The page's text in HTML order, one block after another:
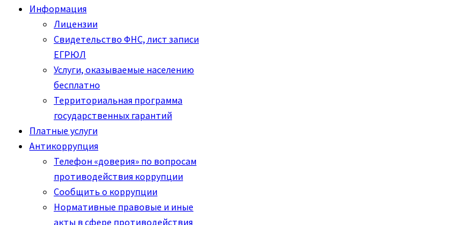
Информация
Лицензии
Свидетельство ФНС, лист записи
ЕГРЮЛ
Услуги, оказываемые населению
бесплатно
Территориальная программа
государственных гарантий
Платные услуги
Антикоррупция
Телефон «доверия» по вопросам
противодействия коррупции
Сообщить о коррупции
Нормативные правовые и иные
акты в сфере противодействия